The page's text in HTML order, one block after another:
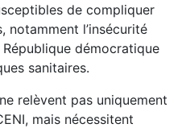
de compliquer
notamment l’insécurité
démocratique
sanitaires.
relèvent pas uniquement
mais nécessitent